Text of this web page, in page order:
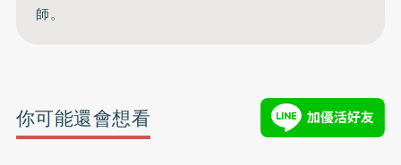
師。
你可能還會想看